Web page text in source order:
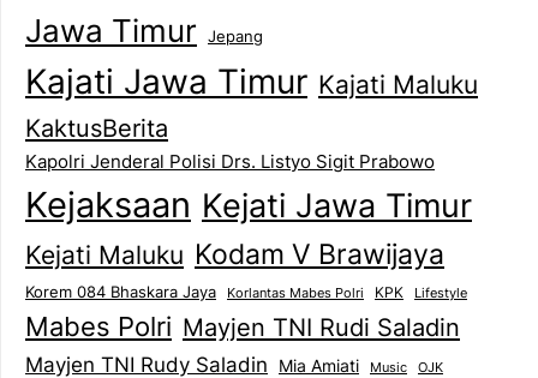
Jawa Timur Jepang
Kajati Jawa Timur Kajati Maluku
KaktusBerita
Kapolri Jenderal Polisi Drs. Listyo Sigit Prabowo
Kejaksaan Kejati Jawa Timur
Kejati Maluku Kodam V Brawijaya
Korem 084 Bhaskara Jaya Korlantas Mabes Polri KPK Lifestyle
Mabes Polri Mayjen TNI Rudi Saladin
Mayjen TNI Rudy Saladin Mia Amiati Music OJK